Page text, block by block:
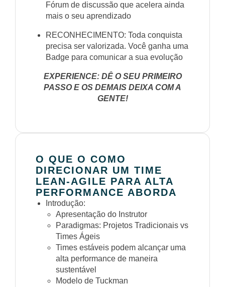
Fórum de discussão que acelera ainda
mais o seu aprendizado
RECONHECIMENTO: Toda conquista
precisa ser valorizada. Você ganha uma
Badge para comunicar a sua evolução
EXPERIENCE: DÊ O SEU PRIMEIRO
PASSO E OS DEMAIS DEIXA COM A
GENTE!
O QUE O COMO
DIRECIONAR UM TIME
LEAN-AGILE PARA ALTA
PERFORMANCE ABORDA
Introdução:
Apresentação do Instrutor
Paradigmas: Projetos Tradicionais vs
Times Ágeis
Times estáveis podem alcançar uma
alta performance de maneira
sustentável
Modelo de Tuckman